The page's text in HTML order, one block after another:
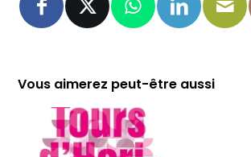
Vous aimerez peut-être aussi